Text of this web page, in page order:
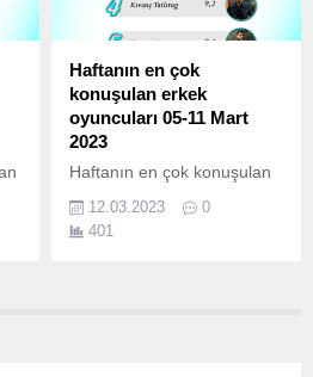
Haftanın en çok
konuşulan erkek
oyuncuları 05-11 Mart
2023
Haftanın en çok konuşulan
2023 Akın Akınözü Halil
İbrahim Ceyhan Engin
12.03.2023
0
401